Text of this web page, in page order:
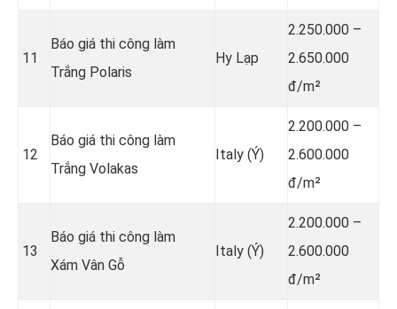
11
Báo giá thi công làm
Trắng Polaris
Hy Lạp
2.250.000 –
2.650.000
đ/m²
12
Báo giá thi công làm
Trắng Volakas
Italy (Ý)
2.200.000 –
2.600.000
đ/m²
13
Báo giá thi công làm
Xám Vân Gỗ
Italy (Ý)
2.200.000 –
2.600.000
đ/m²